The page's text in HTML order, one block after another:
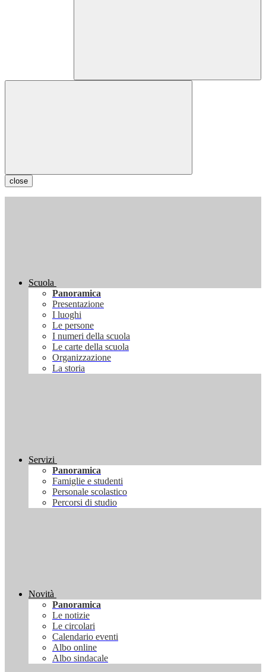
close
Scuola
Panoramica
Presentazione
I luoghi
Le persone
I numeri della scuola
Le carte della scuola
Organizzazione
La storia
Servizi
Panoramica
Famiglie e studenti
Personale scolastico
Percorsi di studio
Novità
Panoramica
Le notizie
Le circolari
Calendario eventi
Albo online
Albo sindacale